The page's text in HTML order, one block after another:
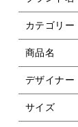
カテゴリー
商品名
デザイナー
サイズ